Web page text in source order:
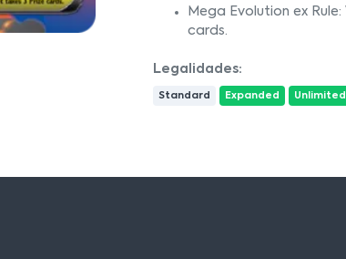
Mega Evolution ex
cards.
Legalidades:
Standard Expanded Unlimited